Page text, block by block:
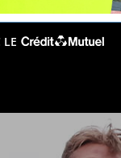
LE